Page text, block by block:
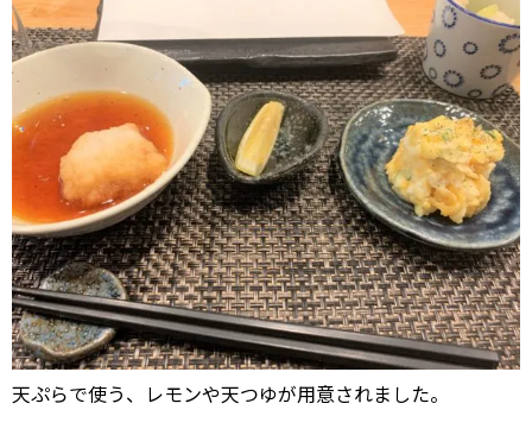
天ぷらで使う、レモンや天つゆが用意されました。